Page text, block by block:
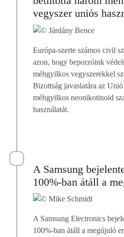
vegyszer uniós
Európa-szerte számos civil
azon, hogy beporzóink
méhgyilkos vegyszerekkel
Bizottság javaslatára az
méhgyilkos neonikotinoid
használatát.
A Samsung
100%-ban átáll a
A Samsung Electronics
100%-ban átáll a megújuló